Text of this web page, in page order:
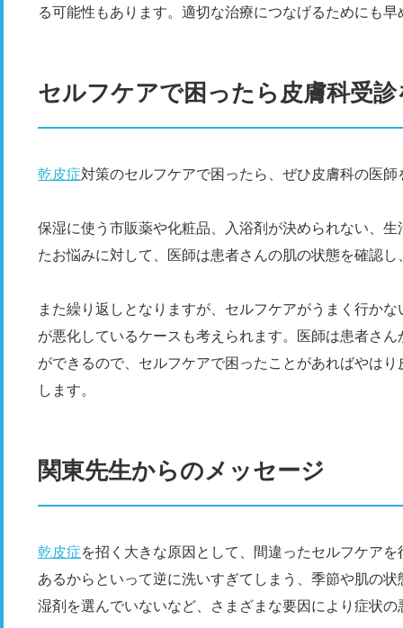
る可能性もあります。適切な治療につなげるためにも
セルフケアで困ったら皮膚科受診
乾皮症対策のセルフケアで困ったら、ぜひ皮膚科の医
保湿に使う市販薬や化粧品、入浴剤が決められない、
たお悩みに対して、医師は患者さんの肌の状態を確認
また繰り返しとなりますが、セルフケアがうまく行かな
が悪化しているケースも考えられます。医師は患者さ
ができるので、セルフケアで困ったことがあればやは
します。
関東先生からのメッセージ
乾皮症を招く大きな原因として、間違ったセルフケア
あるからといって逆に洗いすぎてしまう、季節や肌の
湿剤を選んでいないなど、さまざまな要因により症状